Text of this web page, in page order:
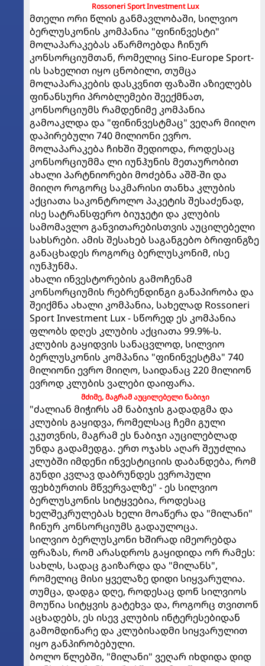
Rossoneri Sport Investment Lux
მთელი ორი წლის განმავლობაში, სილვიო
ბერლუსკონის კომპანია "ფინინვესტი"
მოლაპარაკებას აწარმოებდა ჩინურ
კონსორციუმთან, რომელიც Sino-Europe Sport-
ის სახელით იყო ცნობილი, თუმცა
მოლაპარაკების დასკვნით ფაზაში აზიელებს
ფინანსური პრობლემები შეექმნათ,
კონსორციუმს რამდენიმე კომპანია
გამოაკლდა და "ფინინვესტმაც" ვეღარ მიიღო
დაპირებული 740 მილიონი ევრო.
მოლაპარაკება ჩიხში შედიოდა, როდესაც
კონსორციუმმა ლი იუნჰუნის მეთაურობით
ახალი პარტნიორები მოძებნა აშშ-ში და
მიიღო როგორც საკმარისი თანხა კლუბის
აქციათა საკონტროლო პაკეტის შესაძენად,
ისე სატრანსფერო ბიუჯეტი და კლუბის
სამომავლო განვითარებისთვის აუცილებელი
სახსრები. ამის შესახებ საგანგებო ბრიფინგზე
განაცხადეს როგორც ბერლუსკონიმ, ისე
იუნჰუნმა.
ახალი ინვესტორების გამოჩენამ
კონსორციუმის რებრენდინგი განაპირობა და
შეიქმნა ახალი კომპანია, სახელად Rossoneri
Sport Investment Lux - სწორედ ეს კომპანია
ფლობს დღეს კლუბის აქციათა 99.9%-ს.
კლუბის გაყიდვის სანაცვლოდ, სილვიო
ბერლუსკონის კომპანია "ფინინვესტმა" 740
მილიონი ევრო მიიღო, საიდანაც 220 მილიონ
ევროდ კლუბის ვალები დაიფარა.
მძიმე, მაგრამ აუცილებელი ნაბიჯი
"ძალიან მიჭირს ამ ნაბიჯის გადადგმა და
კლუბის გაყიდვა, რომელსაც ჩემი გული
ეკუთვნის, მაგრამ ეს ნაბიჯი აუცილებლად
უნდა გადამედგა. ერთ ოჯახს აღარ შეუძლია
კლუბში იმდენი ინვესტიციის დაბანდება, რომ
გუნდი კვლავ დაბრუნდეს ევროპული
ფეხბურთის მწვერვალზე" - ეს სილვიო
ბერლუსკონის სიტყვებია, როდესაც
ხელშეკრულებას ხელი მოაწერა და "მილანი"
ჩინურ კონსორციუმს გადაულოცა.
სილვიო ბერლუსკონი ხშირად იმეორებდა
ფრაზას, რომ არასდროს გაყიდიდა ორ რამეს:
სახლს, სადაც გაიზარდა და "მილანს",
რომელიც მისი ყველაზე დიდი სიყვარულია.
თუმცა, დადგა დღე, როდესაც დონ სილვიოს
მოუწია სიტყვის გატეხვა და, როგორც თვითონ
აცხადებს, ეს ისევ კლუბის ინტერესებიდან
გამომდინარე და კლუბისადმი სიყვარულით
იყო განპირობებული.
ბოლო წლებში, "მილანი" ვეღარ იხდიდა დიდ